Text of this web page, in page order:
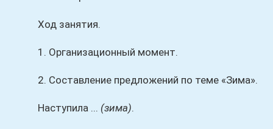
Ход занятия.
1. Организационный момент.
2. Составление предложений по теме «Зима».
Наступила ... (зима).